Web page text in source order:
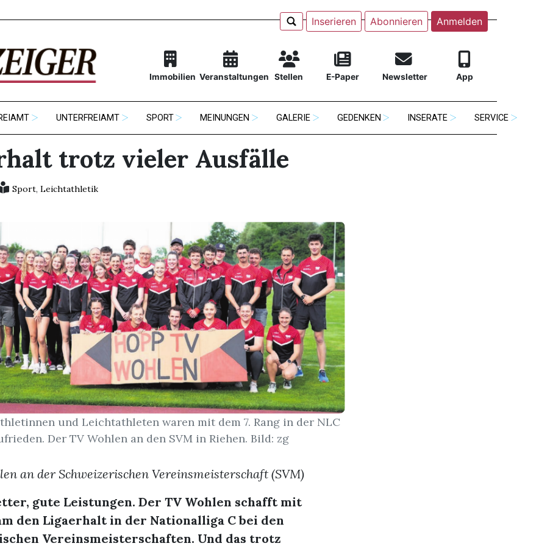
Inserieren Abonnieren Anmelden
Immobilien Veranstaltungen Stellen E-Paper Newsletter App
UNTERFREIAMT SPORT MEINUNGEN GALERIE GEDENKEN INSERATE SERVICE
trotz vieler Ausfälle
Sport, Leichtathletik
und Leichtathleten waren mit dem 7. Rang in der NLC
Der TV Wohlen an den SVM in Riehen. Bild: zg
an der Schweizerischen Vereinsmeisterschaft (SVM)
gute Leistungen. Der TV Wohlen schafft mit
den Ligaerhalt in der Nationalliga C bei den
Vereinsmeisterschaften. Und das trotz